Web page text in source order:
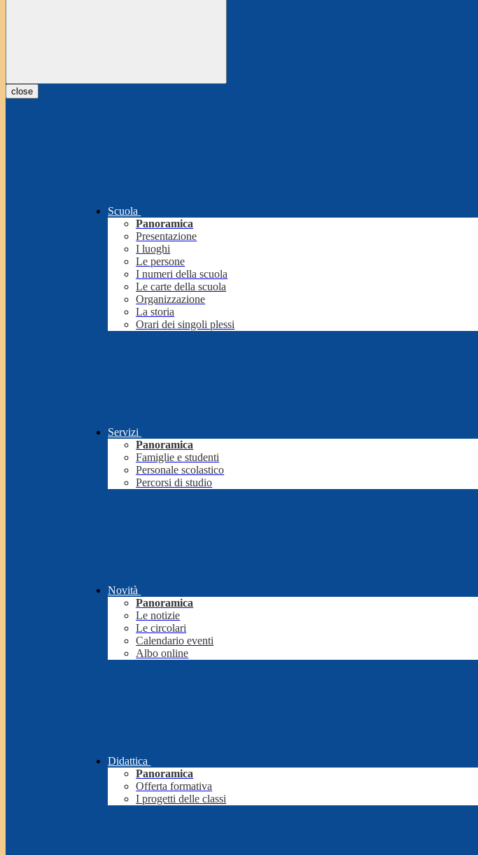
close
Scuola
Panoramica
Presentazione
I luoghi
Le persone
I numeri della scuola
Le carte della scuola
Organizzazione
La storia
Orari dei singoli plessi
Servizi
Panoramica
Famiglie e studenti
Personale scolastico
Percorsi di studio
Novità
Panoramica
Le notizie
Le circolari
Calendario eventi
Albo online
Didattica
Panoramica
Offerta formativa
I progetti delle classi